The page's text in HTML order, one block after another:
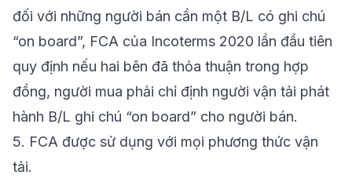
đối với những người bán cần một B/L có ghi chú
“on board”, FCA của Incoterms 2020 lần đầu tiên
quy định nếu hai bên đã thỏa thuận trong hợp
đồng, người mua phải chỉ định người vận tải phát
hành B/L ghi chú “on board” cho người bán.
5. FCA được sử dụng với mọi phương thức vận
tải.